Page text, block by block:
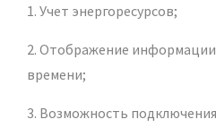
1. Учет энергоресурсов;
2. Отображение
времени;
3. Возможность